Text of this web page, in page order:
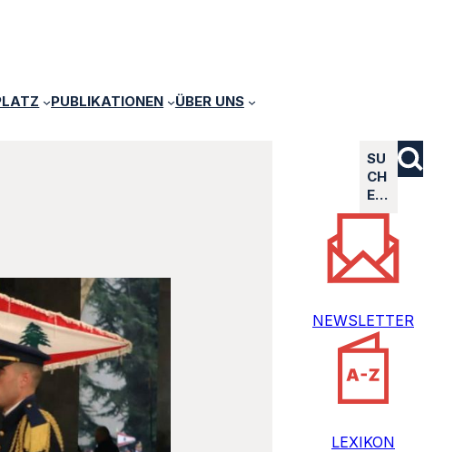
PUBLIKATIONEN ÜBER UNS
SU
CH
E…
NEWSLETTER
LEXIKON